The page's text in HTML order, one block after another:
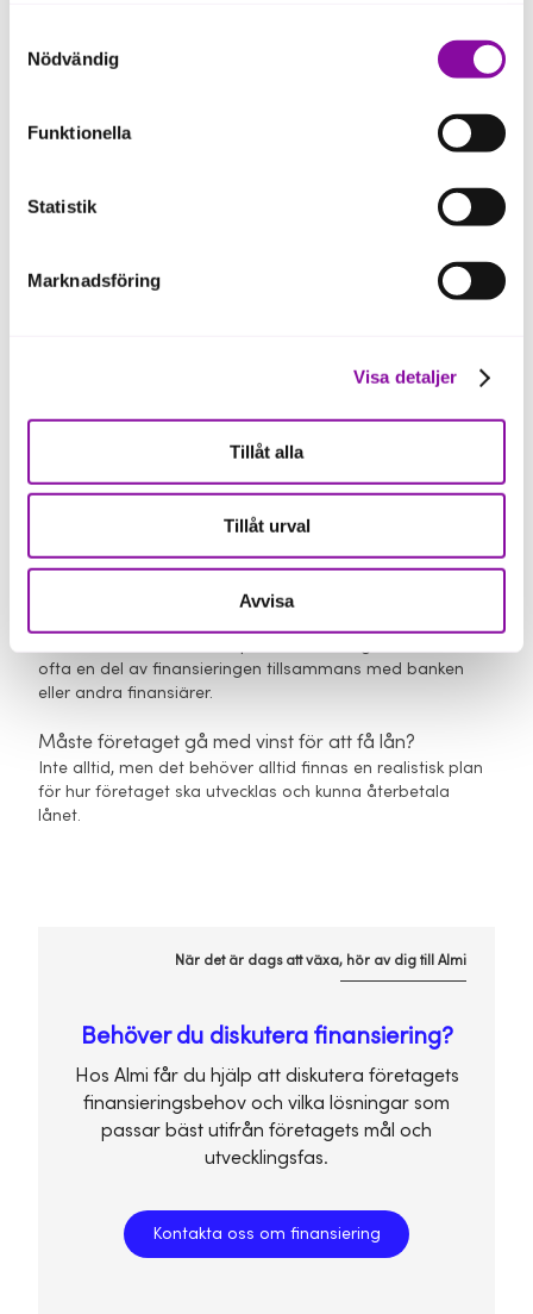
Om du klickar på avvisa kommer användning av kakor
eller delning av information enligt ovan, inte att ske,
förutom för kakor som är nödvändiga för att hemsidan
ska fungera se mer under inställningar.
Nödvändig
Funktionella
Statistik
Marknadsföring
Visa detaljer
Tillåt alla
Tillåt urval
Avvisa
viktigaste är att finansieringen utgår från företagets
behov, affärsplan och återbetalningsförmåga.
Är du osäker på vilken finansiering som passar ditt
och utvecklingsfas.
Vanliga frågor om lån till företag
Kan ett nystartat företag få lån?
Ja, ett nystartat företag kan få lån om affären bedöms ha
ska återbetalas.
ofta en del av finansieringen tillsammans med banken
eller andra finansiärer.
Måste företaget gå med vinst för att få lån?
Inte alltid, men det behöver alltid finnas en realistisk plan
för hur företaget ska utvecklas och kunna återbetala
lånet.
När det är dags att växa, hör av dig till Almi
Behöver du diskutera finansiering?
Hos Almi får du hjälp att diskutera företagets
finansieringsbehov och vilka lösningar som
passar bäst utifrån företagets mål och
utvecklingsfas.
Kontakta oss om finansiering